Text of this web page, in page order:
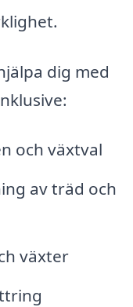
dig med
och växtval
av träd och
växter